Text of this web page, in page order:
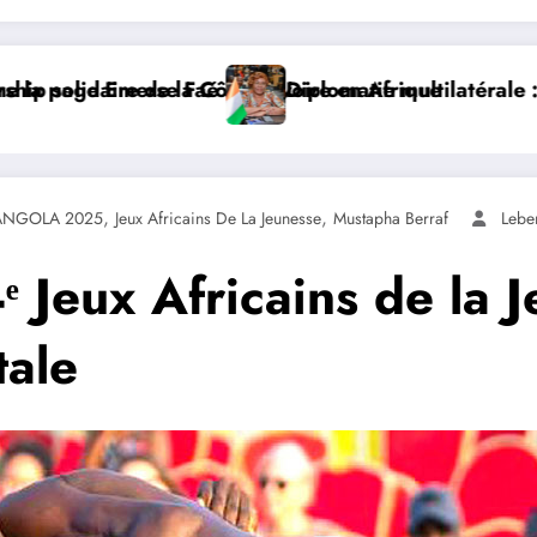
: à Addis-Abeba, SE Mme Nialé Kaba
𝐉𝐎𝐉 𝐃𝐀𝐊𝐀𝐑
2025, Jeux Africains De La Jeunesse, Mustapha Berraf
Africains de la